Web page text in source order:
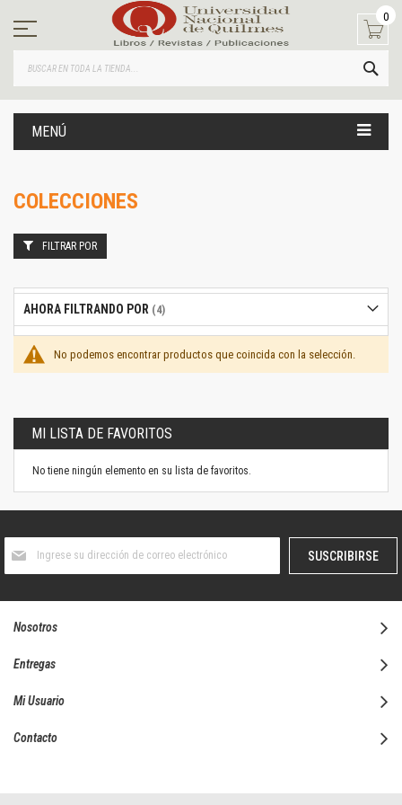
contenido
0
MENÚ
COLECCIONES
No podemos encontrar productos que coincida con la selección.
FILTRAR POR
AHORA FILTRANDO POR
MI LISTA DE FAVORITOS
No tiene ningún elemento en su lista de favoritos.
boletín
SUSCRIBIRSE
Nosotros
Entregas
Mi Usuario
Contacto